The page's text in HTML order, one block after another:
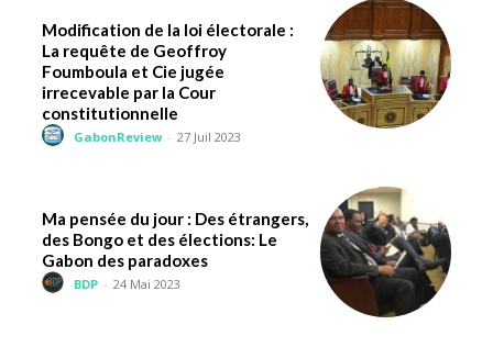
Modification de la loi électorale :
La requête de Geoffroy
Foumboula et Cie jugée
irrecevable par la Cour
constitutionnelle
GabonReview - 27 Juil 2023
Ma pensée du jour : Des étrangers,
des Bongo et des élections: Le
Gabon des paradoxes
BDP - 24 Mai 2023